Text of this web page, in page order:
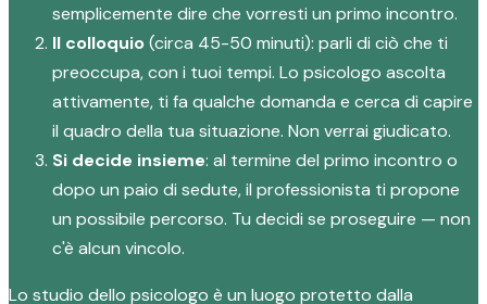
semplicemente dire che vorresti un primo incontro.
Il colloquio(circa 45-50 minuti): parli di ciò che ti
preoccupa, con i tuoi tempi. Lo psicologo ascolta
attivamente, ti fa qualche domanda e cerca di capire
il quadro della tua situazione. Non verrai giudicato.
Si decide insieme: al termine del primo incontro o
dopo un paio di sedute, il professionista ti propone
un possibile percorso. Tu decidi se proseguire — non
c'è alcun vincolo.
Lo studio dello psicologo è un luogo protetto dalla